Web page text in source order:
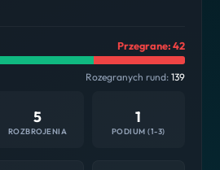
Przegrane: 42
Rozegranych rund: 139
5
ROZBROJENIA
1
PODIUM (1-3)